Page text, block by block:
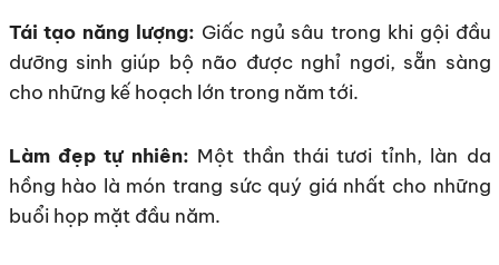
Tái tạo năng lượng: Giấc ngủ sâu trong khi gội đầu
dưỡng sinh giúp bộ não được nghỉ ngơi, sẵn sàng
cho những kế hoạch lớn trong năm tới.
Làm đẹp tự nhiên: Một thần thái tươi tỉnh, làn da
hồng hào là món trang sức quý giá nhất cho những
buổi họp mặt đầu năm.